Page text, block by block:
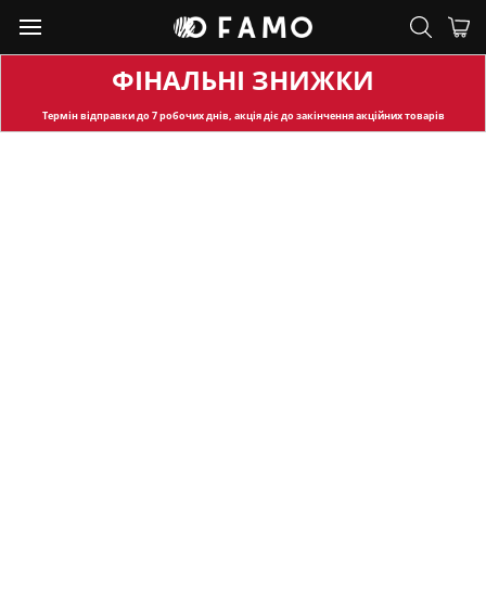
ФІНАЛЬНІ ЗНИЖКИ
Термін відправкидо 7 робочих днів, акція діє до закінчення акційних товарів